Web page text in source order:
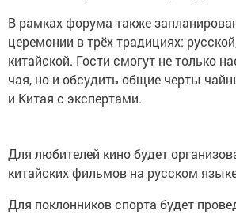
В рамках форума также
церемонии в трёх традициях:
китайской. Гости смогут не только
чая, но и обсудить общие черты
и Китая с экспертами.
Для любителей кино будет
китайских фильмов на русском
Для поклонников спорта будет